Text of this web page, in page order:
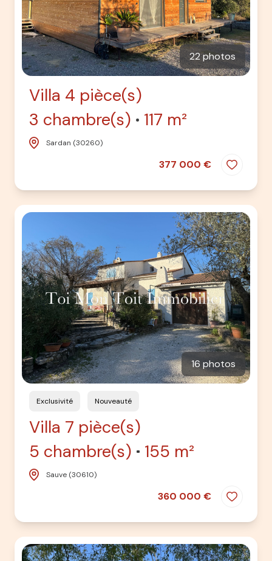
22 photos
Villa 4 pièce(s)
3 chambre(s)
117 m²
Sardan (30260)
377 000 €
16 photos
Exclusivité Nouveauté
Villa 7 pièce(s)
5 chambre(s)
155 m²
Sauve (30610)
360 000 €